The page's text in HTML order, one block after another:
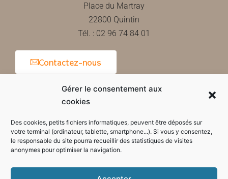
Gérer le consentement aux
cookies
Des cookies, petits fichiers informatiques, peuvent être déposés sur
votre terminal (ordinateur, tablette, smartphone...). Si vous y consentez,
le responsable du site pourra recueillir des statistiques de visites
anonymes pour optimiser la navigation.
Place du Martray
22800 Quintin
Tél. : 02 96 74 84 01
Contactez-nous
Horaires d'ouverture de la mairie